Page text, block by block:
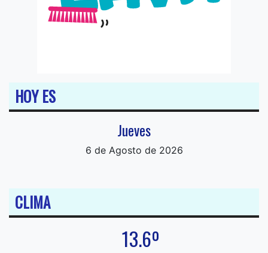
HOY ES
Jueves
6 de Agosto de 2026
CLIMA
13.6º